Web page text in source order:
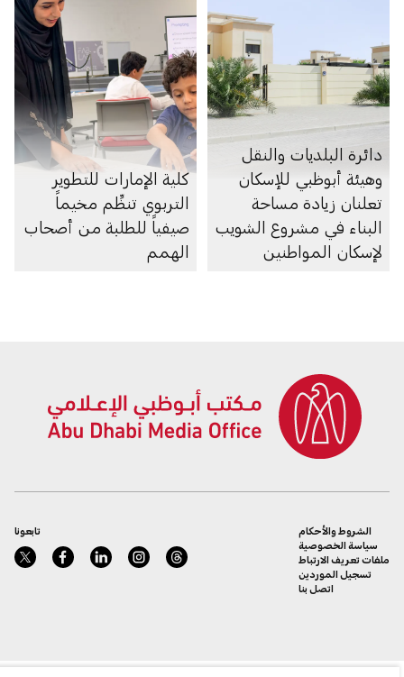
دائرة البلديات والنقل
وهيئة أبوظبي للإسكان
تعلنان زيادة مساحة
البناء في مشروع الشويب
لإسكان المواطنين
كلية الإمارات للتطوير
التربوي تنظِّم مخيماً
صيفياً للطلبة من أصحاب
الهمم
تابعونا
الشروط والأحكام
سياسة الخصوصية
ملفات تعريف الارتباط
تسجيل الموردين
اتصل بنا